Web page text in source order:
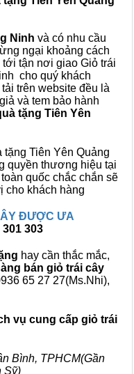
Ninh và có nhu cầu
ngại khoảng cách
tận nơi giao Giỏ trái
cho quý khách
trên website đều là
và tem bảo hành
tặng Tiên Yên
tặng Tiên Yên Quảng
quyền thương hiệu tại
quốc chắc chắn sẽ
cho khách hàng
ĐƯỢC ƯA
301 303
hay cần thắc mắc,
bán giỏ trái cây
65 27 27(Ms.Nhi),
vụ cung cấp giỏ trái
Bình, TPHCM(Gần
Sỹ)